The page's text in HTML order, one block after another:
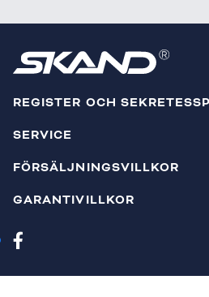
REGISTER OCH
SERVICE
FÖRSÄLJNINGSVILLKOR
GARANTIVILLKOR